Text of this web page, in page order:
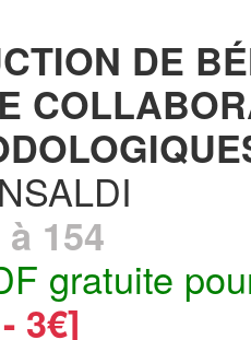
DE
154
gratuite
3€]